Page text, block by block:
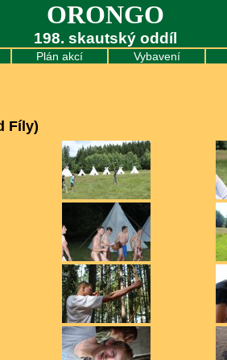
ORONGO
198. skautský oddíl
Plán akcí Vybavení
Fíly)